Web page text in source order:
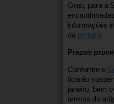
Grau, para a
informações
da portaria.
Prazos
Conforme o
ficarão
janeiro, bem
termos do